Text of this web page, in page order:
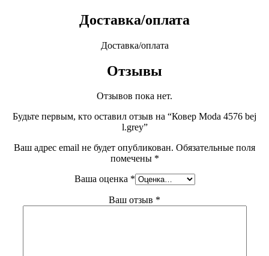
Доставка/оплата
Доставка/оплата
Отзывы
Отзывов пока нет.
Будьте первым, кто оставил отзыв на “Ковер Moda 4576 bej
l.grey”
Ваш адрес email не будет опубликован. Обязательные поля
помечены *
Ваша оценка *
Ваш отзыв *